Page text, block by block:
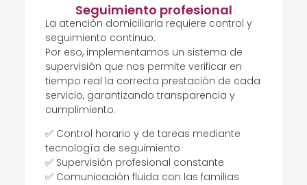
Seguimiento profesional
La atención domiciliaria requiere control y
seguimiento continuo.
Por eso, implementamos un sistema de
supervisión que nos permite verificar en
tiempo real la correcta prestación de cada
servicio, garantizando transparencia y
cumplimiento.
✅ Control horario y de tareas mediante
tecnología de seguimiento
✅ Supervisión profesional constante
✅ Comunicación fluida con las familias